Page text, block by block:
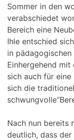
Sommer in den
verabschiedet
Bereich eine
Ihle entschied
in
Einhergehend mit
sich auch für
sich die
Nach nun bereits
deutlich, dass